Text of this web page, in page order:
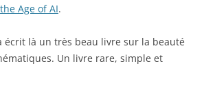
Age of AI.
écrit là un très beau livre sur la beauté
Un livre rare, simple et